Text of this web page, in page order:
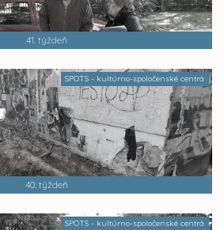
41. týždeň
SPOTS - kultúrno-spoločenské centrá
40. týždeň
SPOTS - kultúrno-spoločenské centrá